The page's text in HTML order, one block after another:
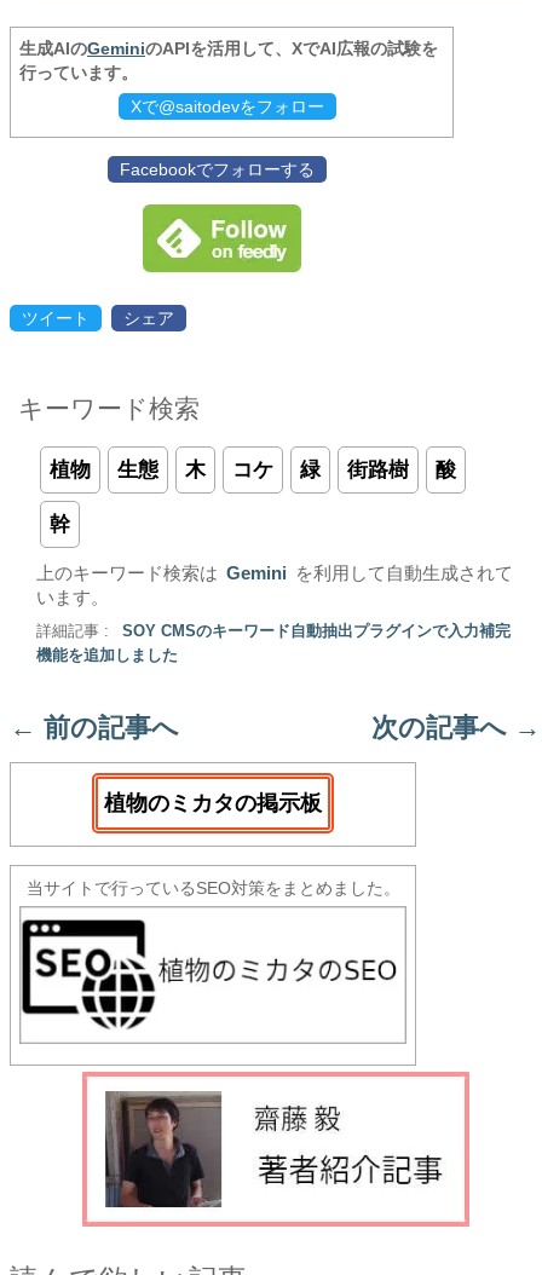
生成AIのGeminiのAPIを活用して、XでAI広報の試験を
行っています。
Xで@saitodevをフォロー
Facebookでフォローする
ツイート シェア
キーワード検索
植物 生態 木 コケ 緑 街路樹 酸
幹
上のキーワード検索は Gemini
を利用して自動生成されて
います。
詳細記事 :
SOY CMSのキーワード自動抽出プラグインで入力補完
機能を追加しました
← 前の記事へ 次の記事へ →
植物のミカタの掲示板
当サイトで行っているSEO対策をまとめました。